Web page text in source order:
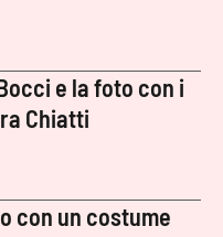
e la foto con i
Chiatti
con un costume